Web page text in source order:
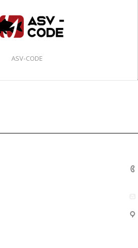
ASV-CODE